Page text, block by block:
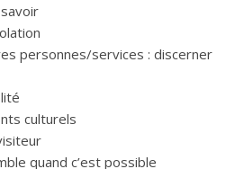
personnes/services : discerner
culturels
quand c’est possible